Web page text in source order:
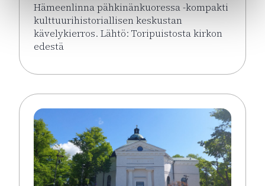
Hämeenlinna pähkinänkuoressa -kompakti
kulttuurihistoriallisen keskustan
kävelykierros. Lähtö: Toripuistosta kirkon
edestä
Lue lisää tapahtumasta Hämeenlinna